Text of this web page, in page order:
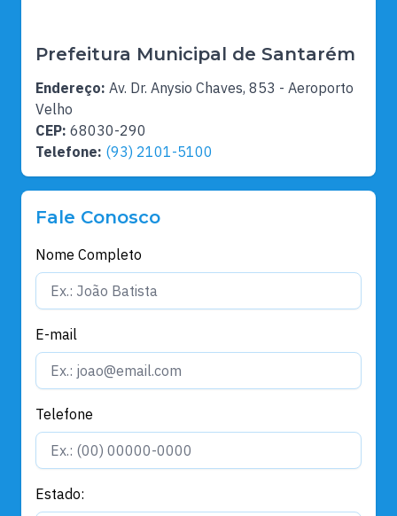
Prefeitura Municipal de Santarém
Endereço: Av. Dr. Anysio Chaves, 853 - Aeroporto
Velho
CEP: 68030-290
Telefone: (93) 2101-5100
Fale Conosco
Nome Completo
E-mail
Telefone
Estado: